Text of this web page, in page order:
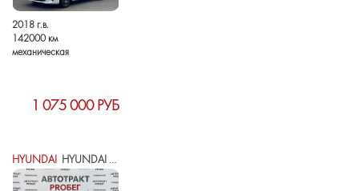
2018 г.в.
142000 км
механическая
1 075 000 РУБ
HYUNDAI HYUNDAI IX35 I РЕСТАЙЛИНГ